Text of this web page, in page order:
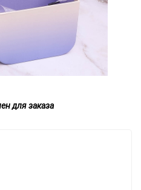
для заказа